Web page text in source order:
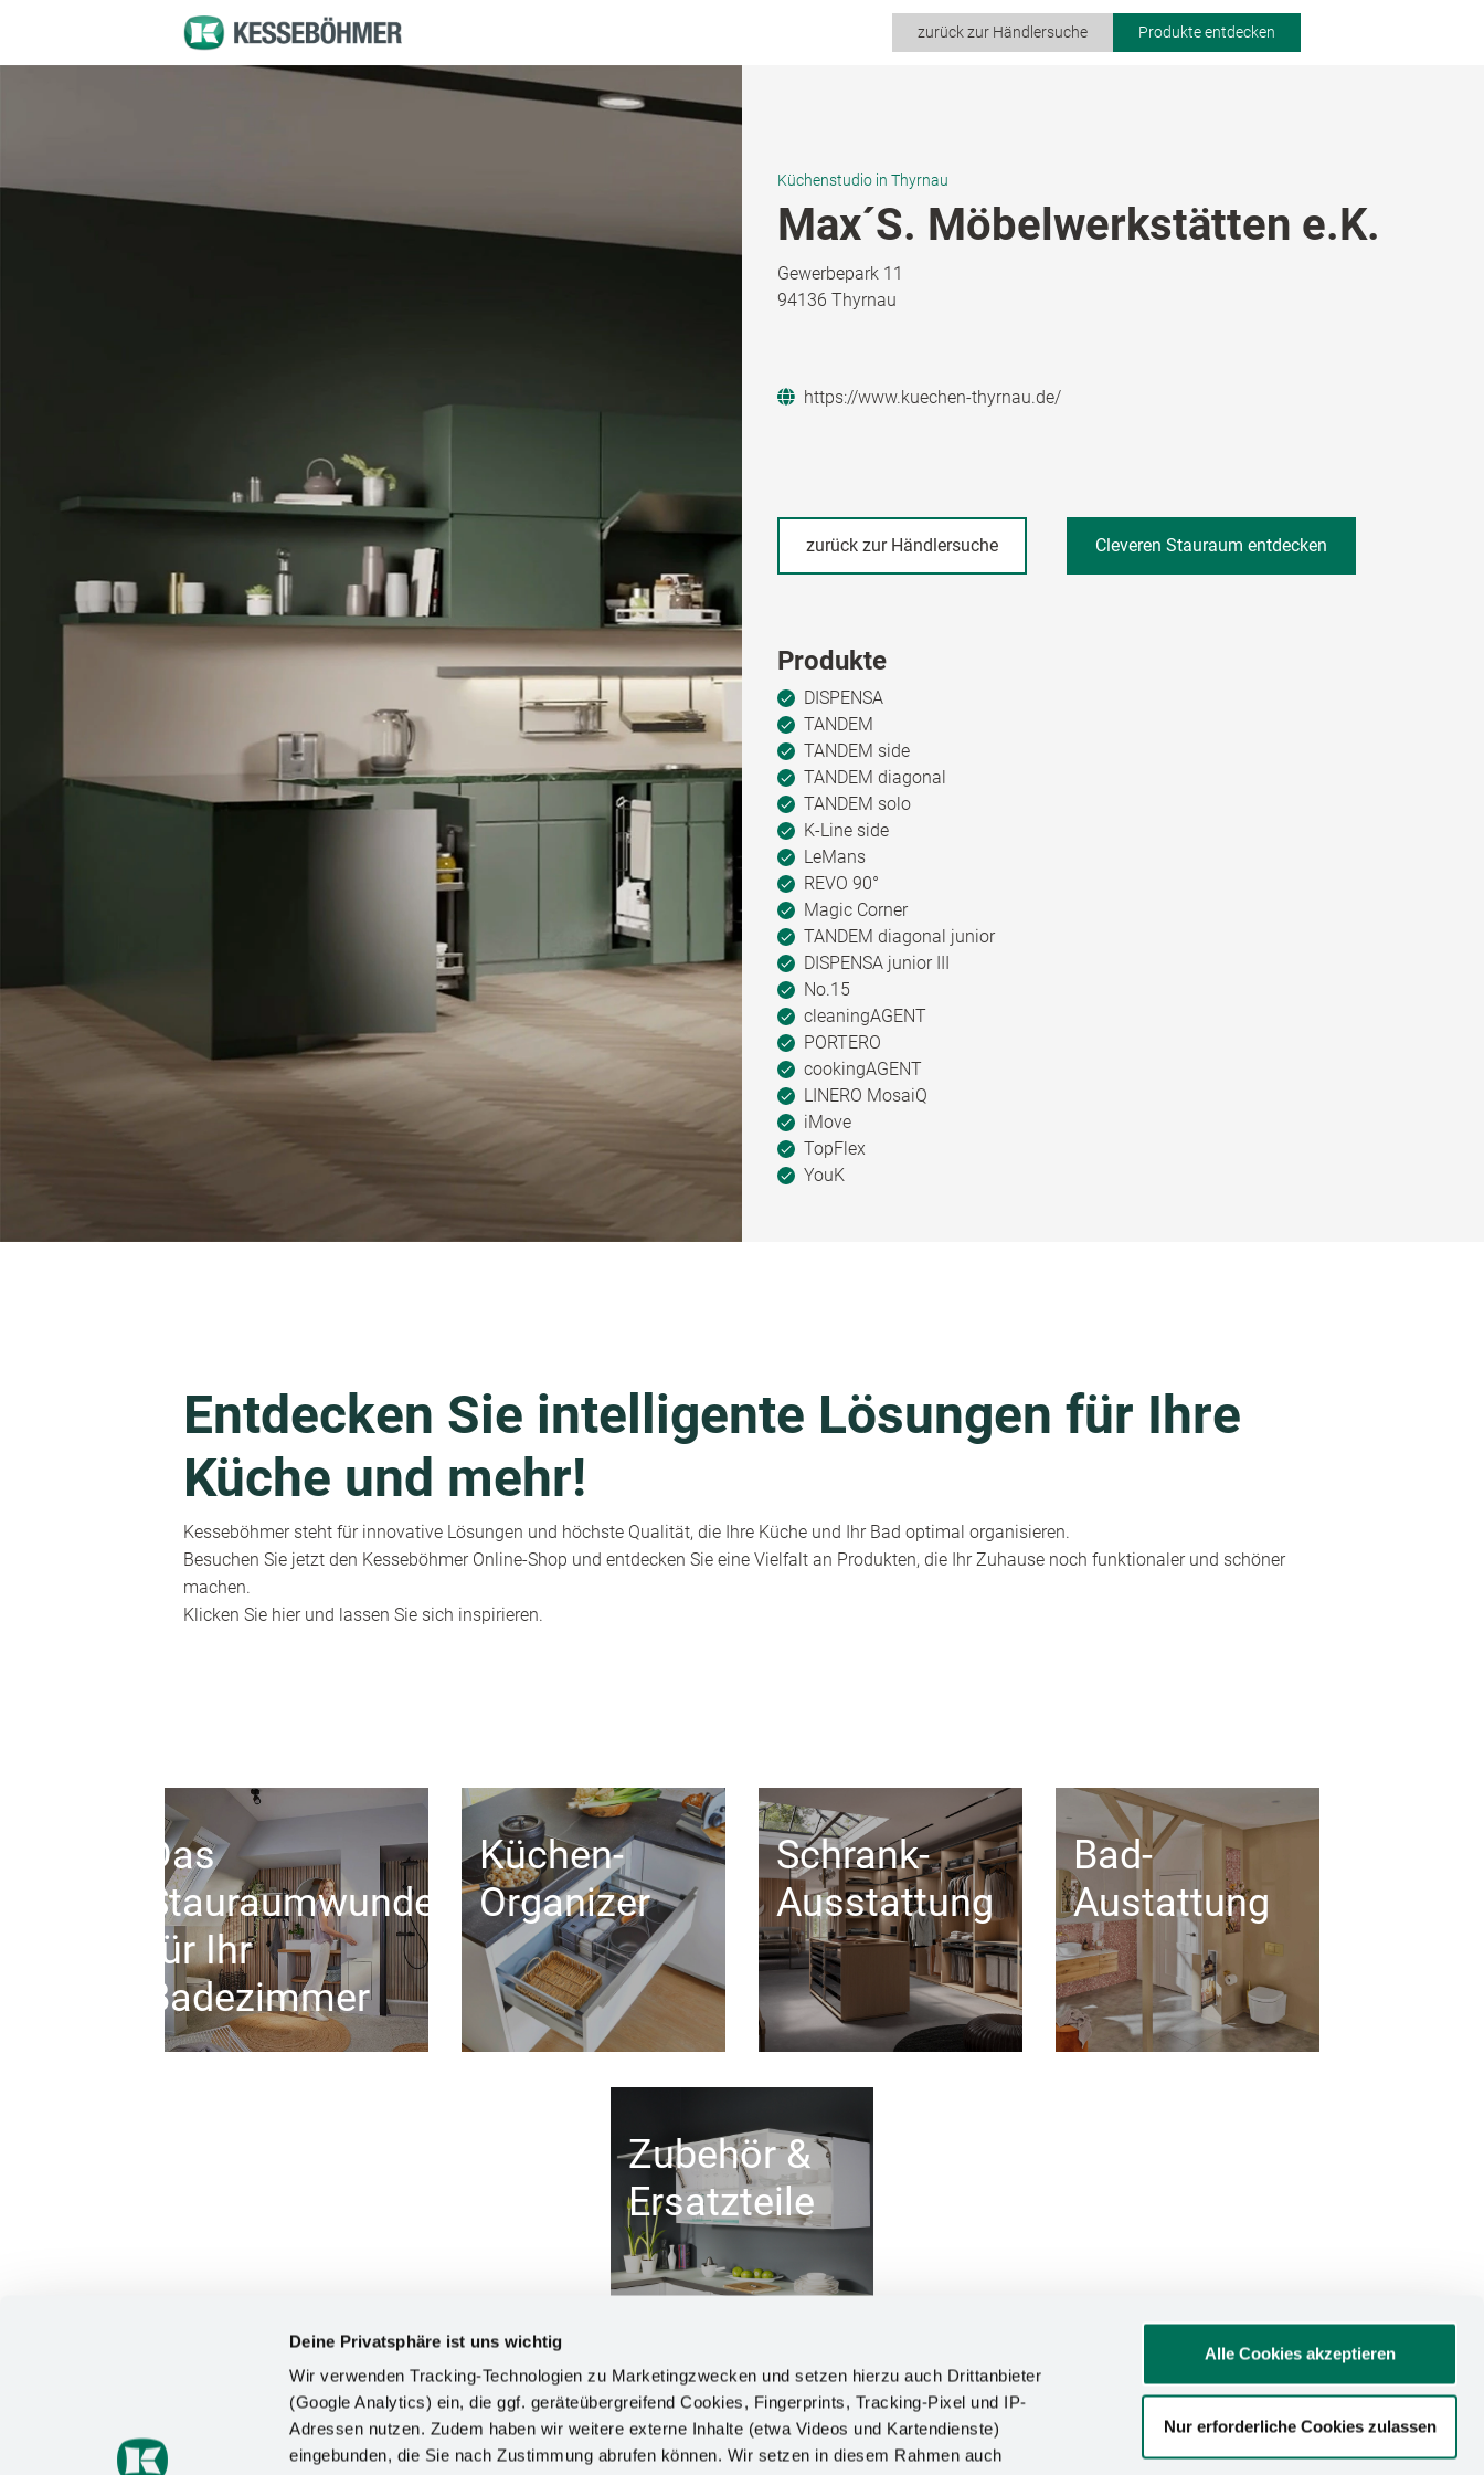
Deine Privatsphäre ist uns wichtig
Wir verwenden Tracking-Technologien zu Marketingzwecken und setzen hierzu auch Drittanbieter
(Google Analytics) ein, die ggf. geräteübergreifend Cookies, Fingerprints, Tracking-Pixel und IP-
Adressen nutzen. Zudem haben wir weitere externe Inhalte (etwa Videos und Kartendienste)
eingebunden, die Sie nach Zustimmung abrufen können. Wir setzen in diesem Rahmen auch
Alle Cookies akzeptieren
Nur erforderliche Cookies zulassen
zurück zur Händlersuche Produkte entdecken
Küchenstudio in Thyrnau
Max´S. Möbelwerkstätten e.K.
Gewerbepark 11
94136 Thyrnau
https://www.kuechen-thyrnau.de/
zurück zur Händlersuche Cleveren Stauraum entdecken
Produkte
DISPENSA
TANDEM
TANDEM side
TANDEM diagonal
TANDEM solo
K-Line side
LeMans
REVO 90°
Magic Corner
TANDEM diagonal junior
DISPENSA junior III
No.15
cleaningAGENT
PORTERO
cookingAGENT
LINERO MosaiQ
iMove
TopFlex
YouK
Entdecken Sie intelligente Lösungen für Ihre
Küche und mehr!
Kesseböhmer steht für innovative Lösungen und höchste Qualität, die Ihre Küche und Ihr Bad optimal organisieren.
Besuchen Sie jetzt den Kesseböhmer Online-Shop und entdecken Sie eine Vielfalt an Produkten, die Ihr Zuhause noch funktionaler und schöner
machen.
Klicken Sie hier und lassen Sie sich inspirieren.
Das
Stauraumwunder
für Ihr
Badezimmer
Küchen-
Organizer
Schrank-
Ausstattung
Bad-
Austattung
Zubehör &
Ersatzteile
INFORMATIONEN